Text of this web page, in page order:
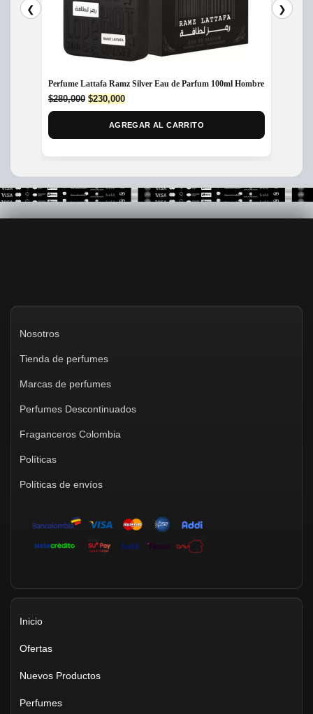
❮
Perfume Lattafa Ramz Silver Eau de Parfum 100ml Hombre
$280,000 Original
price
$230,000Current
price
is:
AGREGAR AL CARRITO
❯
Nosotros
Tienda de perfumes
Marcas de perfumes
Perfumes Descontinuados
Fraganceros Colombia
Políticas
Políticas de envíos
Inicio
Ofertas
Nuevos Productos
Perfumes